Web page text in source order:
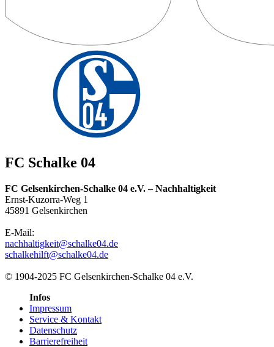
FC Schalke 04
FC Gelsenkirchen-Schalke 04 e.V. – Nachhaltigkeit
Ernst-Kuzorra-Weg 1
45891 Gelsenkirchen
E-Mail:
nachhaltigkeit@schalke04.de
schalkehilft@schalke04.de
© 1904-2025 FC Gelsenkirchen-Schalke 04 e.V.
Infos
Impressum
Service & Kontakt
Datenschutz
Barrierefreiheit